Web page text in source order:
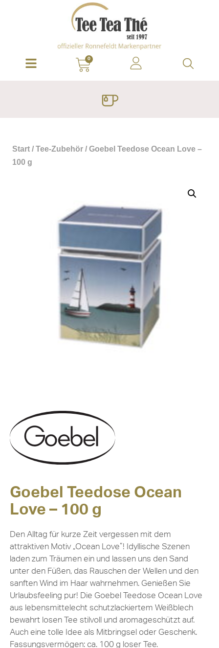
0
Start / Tee-Zubehör / Goebel Teedose Ocean Love –
100 g
Goebel Teedose Ocean
Love – 100 g
Den Alltag für kurze Zeit vergessen mit dem
attraktiven Motiv „Ocean Love”! Idyllische Szenen
laden zum Träumen ein und lassen uns den Sand
unter den Füßen, das Rauschen der Wellen und den
sanften Wind im Haar wahrnehmen. Genießen Sie
Urlaubsfeeling pur! Die Goebel Teedose Ocean Love
aus lebensmittelecht schutzlackiertem Weißblech
bewahrt losen Tee stilvoll und aromageschützt auf.
Auch eine tolle Idee als Mitbringsel oder Geschenk.
Fassungsvermögen: ca. 100 g loser Tee.